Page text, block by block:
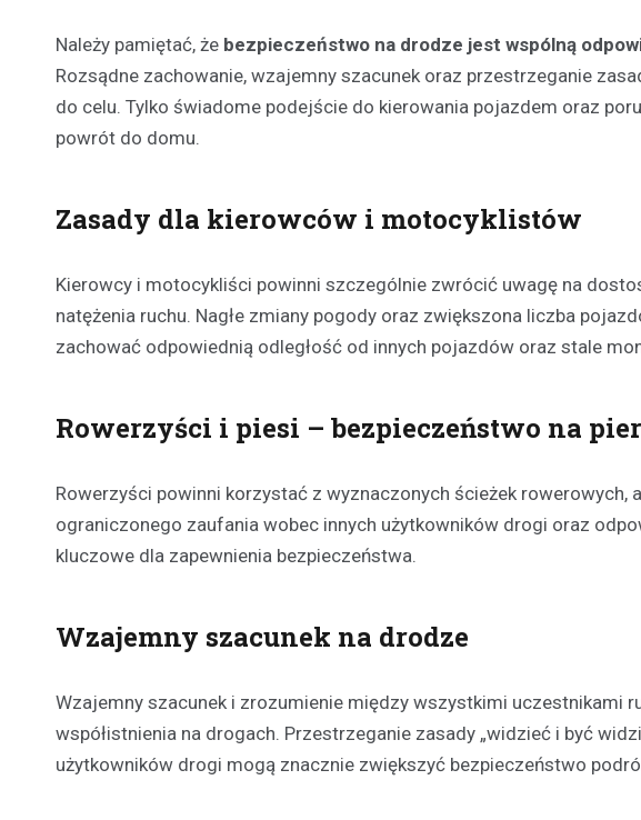
Należy pamiętać, że bezpieczeństwo na drodze jest wspólną
Rozsądne zachowanie, wzajemny szacunek oraz przestrzeganie
do celu. Tylko świadome podejście do kierowania pojazdem oraz
powrót do domu.
Zasady dla kierowców i motocyklistów
Kierowcy i motocykliści powinni szczególnie zwrócić uwagę na
natężenia ruchu. Nagłe zmiany pogody oraz zwiększona liczba
zachować odpowiednią odległość od innych pojazdów oraz stale
Rowerzyści i piesi – bezpieczeństwo na
Rowerzyści powinni korzystać z wyznaczonych ścieżek rowerowych,
ograniczonego zaufania wobec innych użytkowników drogi oraz
kluczowe dla zapewnienia bezpieczeństwa.
Wzajemny szacunek na drodze
Wzajemny szacunek i zrozumienie między wszystkimi uczestnikami
współistnienia na drogach. Przestrzeganie zasady „widzieć i być
użytkowników drogi mogą znacznie zwiększyć bezpieczeństwo